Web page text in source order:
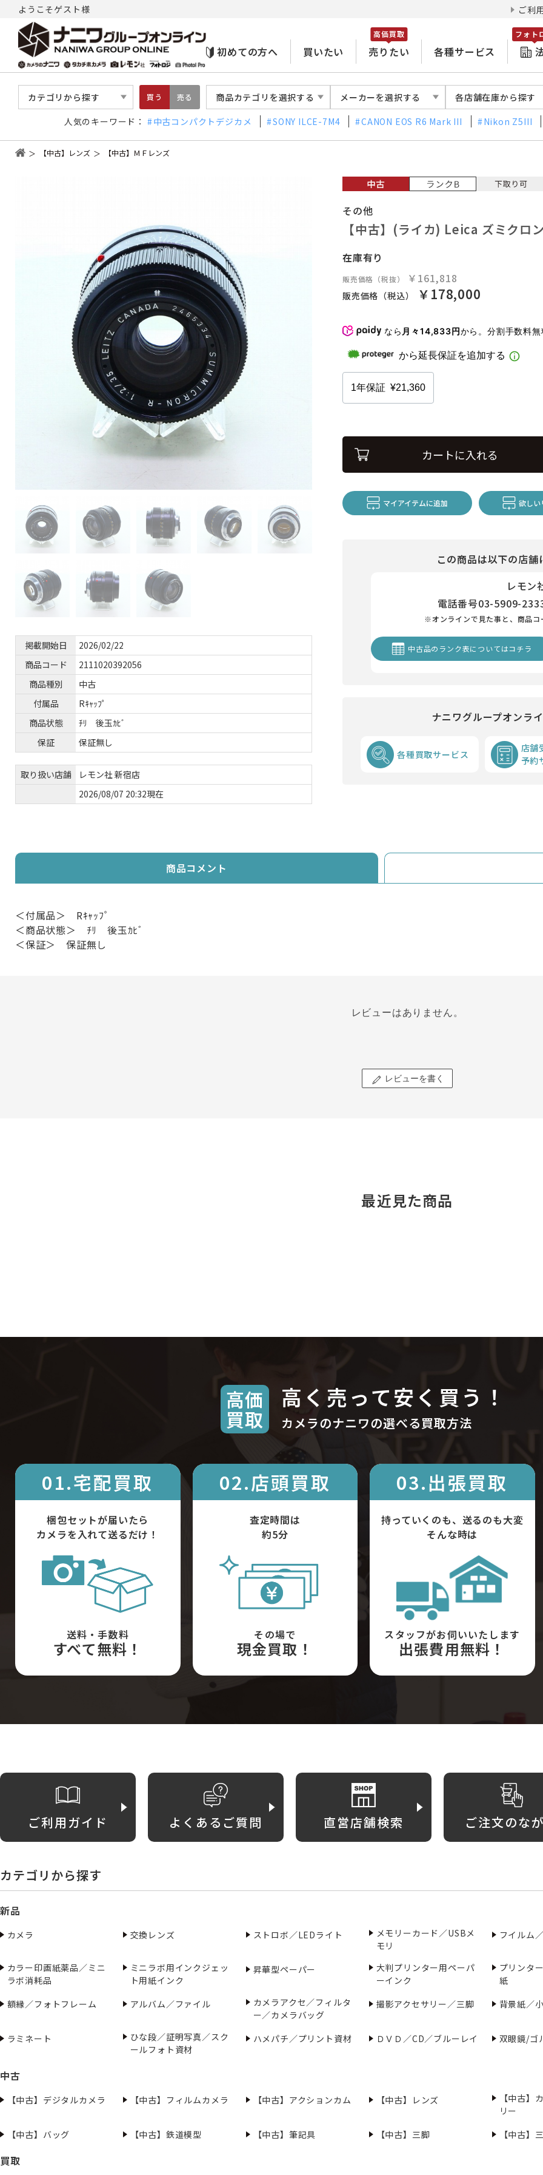
ようこそゲスト様 ご利
初めての方へ 買いたい 売りたい
高価買取
各種サービス
フォト
カテゴリから探す 買う 売る 商品カテゴリを選択する メーカーを選択する 各店舗在庫から探す
人気のキーワード： 中古コンパクトデジカメ SONY ILCE-7M4 CANON EOS R6 Mark III Nikon Z5III
【中古】レンズ 【中古】ＭＦレンズ
掲載開始日
2026/02/22
商品コード
2111020392056
商品種別
中古
付属品
Rｷｬｯﾌﾟ
商品状態
ﾁﾘ 後玉ｶﾋﾞ
保証
保証無し
取り扱い店舗
レモン社 新宿店
2026/08/07 20:32現在
その他
【中古】(ライカ) Leica ズミクロ
在庫有り
販売価格（税抜） ￥161,818
販売価格（税込） ￥178,000
なら 月々14,833円から。分割手数料
カートに入れる
マイアイテムに追加 欲しい
この商品は以下の店
レモン
電話番号03-5909-
※オンラインで見た事と、商品コ
中古品のランク表についてはコチラ
ナニワグループオンラ
各種買取サービス
店舗
予約
商品コメント
＜付属品＞ Rｷｬｯﾌﾟ
＜商品状態＞ ﾁﾘ 後玉ｶﾋﾞ
＜保証＞ 保証無し
レビューはありません。
レビューを書く
最近見た商品
高価
買取
高く売って安く買う！
カメラのナニワの選べる買取方法
01.宅配買取
梱包セットが届いたら
カメラを入れて送るだけ！
送料・手数料
すべて無料！
02.店頭買取
査定時間は
約5分
その場で
現金買取！
03.出張買取
持っていくのも、送るのも大変
そんな時は
スタッフがお伺いいたします
出張費用無料！
ご利用ガイド よくあるご質問 直営店舗検索 ご注文のな
カテゴリから探す
新品
カメラ 交換レンズ ストロボ／LEDライト
メモリーカード／USBメ
モリ
フイルム
カラー印画紙薬品／ミニ
ラボ消耗品
ミニラボ用インクジェッ
ト用紙インク
昇華型ペーパー
大判プリンター用ペーパ
ーインク
プリンタ
紙
額縁／フォトフレーム
アルバム／ファイル
カメラアクセ／フィルタ
ー／カメラバッグ
撮影アクセサリー／三脚 背景紙／
ラミネート
ひな段／証明写真／スク
ールフォト資材
ハメパチ／プリント資材 ＤＶＤ／CD／ブルーレイ 双眼鏡/ゴ
中古
【中古】デジタルカメラ 【中古】フィルムカメラ 【中古】アクションカム 【中古】レンズ
【中古】
リー
【中古】バッグ
【中古】鉄道模型 【中古】筆記具 【中古】三脚 【中古】
買取